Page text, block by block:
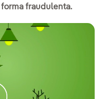
fraudulenta.